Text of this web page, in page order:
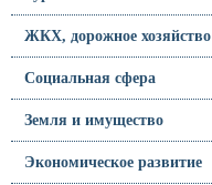
ЖКХ, дорожное хозяйство
Социальная сфера
Земля и имущество
Экономическое развитие